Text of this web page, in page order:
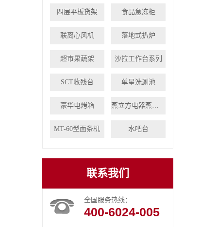
四层平板货架 食品急冻柜
联离心风机 落地式扒炉
超市果蔬架 沙拉工作台系列
SCT收残台 单星洗涮池
豪华电烤箱 蒸立方电器蒸饭柜
MT-60型面条机 水吧台
联系我们
全国服务热线：
400-6024-005